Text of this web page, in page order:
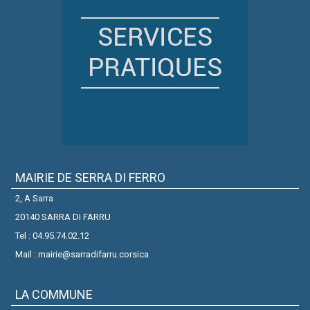
MAIRIE DE SERRA DI FERRO
2, A Sarra
20140 SARRA DI FARRU
Tel : 04.95.74.02.12
Mail : mairie@sarradifarru.corsica
LA COMMUNE